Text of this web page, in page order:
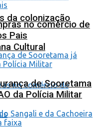
da colonização
Cultural
no comércio de
Pais
de Sooretama
da Polícia Militar